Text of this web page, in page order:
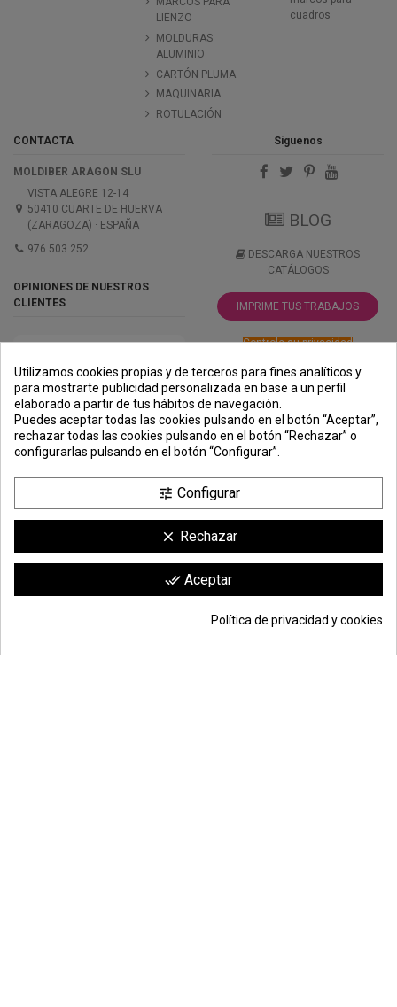
la cantidad mínima de compra para el producto es 4.
Añadir a la cesta *14,76 €
LIENZO
MOLDURAS
ALUMINIO
CARTÓN PLUMA
MAQUINARIA
ROTULACIÓN
cuadros
CONTACTA
MOLDIBER ARAGON SLU
VISTA ALEGRE 12-14
50410 CUARTE DE HUERVA
(ZARAGOZA) · ESPAÑA
976 503 252
OPINIONES DE NUESTROS
CLIENTES
Síguenos
BLOG
DESCARGA NUESTROS
CATÁLOGOS
IMPRIME TUS TRABAJOS
Controle su privacidad
PREMIOS
METODOS
DE PAGO
ENVÍO
COMERCIO
SEGURO
clic aquí para mostrar el certificado.
Utilizamos cookies propias y de terceros para fines analíticos y
para mostrarte publicidad personalizada en base a un perfil
elaborado a partir de tus hábitos de navegación.
Puedes aceptar todas las cookies pulsando en el botón “Aceptar”,
rechazar todas las cookies pulsando en el botón “Rechazar” o
configurarlas pulsando en el botón “Configurar”.
tune Configurar
clear Rechazar
done_all Aceptar
Política de privacidad y cookies